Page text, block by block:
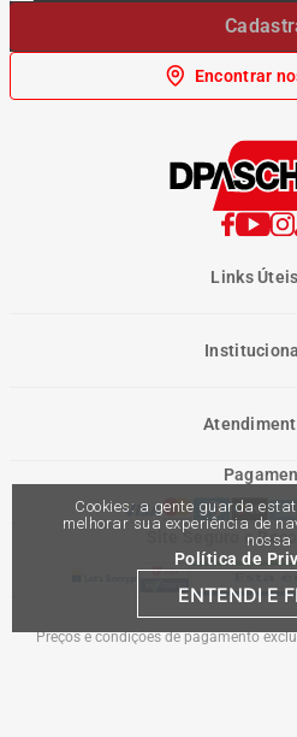
Cookies: a gente guarda
melhorar sua experiência de
nossa
Política de
ENTENDI E
Encontrar
Links Úteis
Institucional
Site Seguro e
Preços e condições de pagamento